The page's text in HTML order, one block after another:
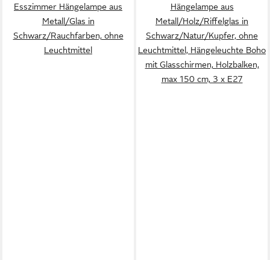
Esszimmer Hängelampe aus
Metall/Glas in
Schwarz/Rauchfarben, ohne
Leuchtmittel
Hängelampe aus
Metall/Holz/Riffelglas in
Schwarz/Natur/Kupfer, ohne
Leuchtmittel, Hängeleuchte Boho
mit Glasschirmen, Holzbalken,
max 150 cm, 3 x E27